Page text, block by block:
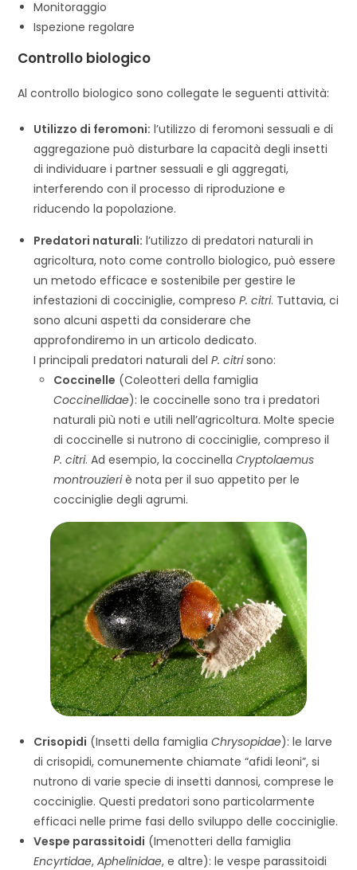
Monitoraggio
Ispezione regolare
Controllo biologico
Al controllo biologico sono collegate le seguenti attività:
Utilizzo di feromoni: l’utilizzo di feromoni sessuali e di
aggregazione può disturbare la capacità degli insetti
di individuare i partner sessuali e gli aggregati,
interferendo con il processo di riproduzione e
riducendo la popolazione.
Predatori naturali: l’utilizzo di predatori naturali in
agricoltura, noto come controllo biologico, può essere
un metodo efficace e sostenibile per gestire le
infestazioni di cocciniglie, compresoP. citri. Tuttavia, ci
sono alcuni aspetti da considerare che
approfondiremo in un articolo dedicato.
I principali predatori naturali delP. citrisono:
Coccinelle (Coleotteri della famiglia
Coccinellidae): le coccinelle sono tra i predatori
naturali più noti e utili nell’agricoltura. Molte specie
di coccinelle si nutrono di cocciniglie, compreso il
P. citri. Ad esempio, la coccinellaCryptolaemus
montrouzieriè nota per il suo appetito per le
cocciniglie degli agrumi.
Crisopidi (Insetti della famigliaChrysopidae): le larve
di crisopidi, comunemente chiamate “afidi leoni”, si
nutrono di varie specie di insetti dannosi, comprese le
cocciniglie. Questi predatori sono particolarmente
efficaci nelle prime fasi dello sviluppo delle cocciniglie.
Vespe parassitoidi (Imenotteri della famiglia
Encyrtidae,Aphelinidae, e altre): le vespe parassitoidi